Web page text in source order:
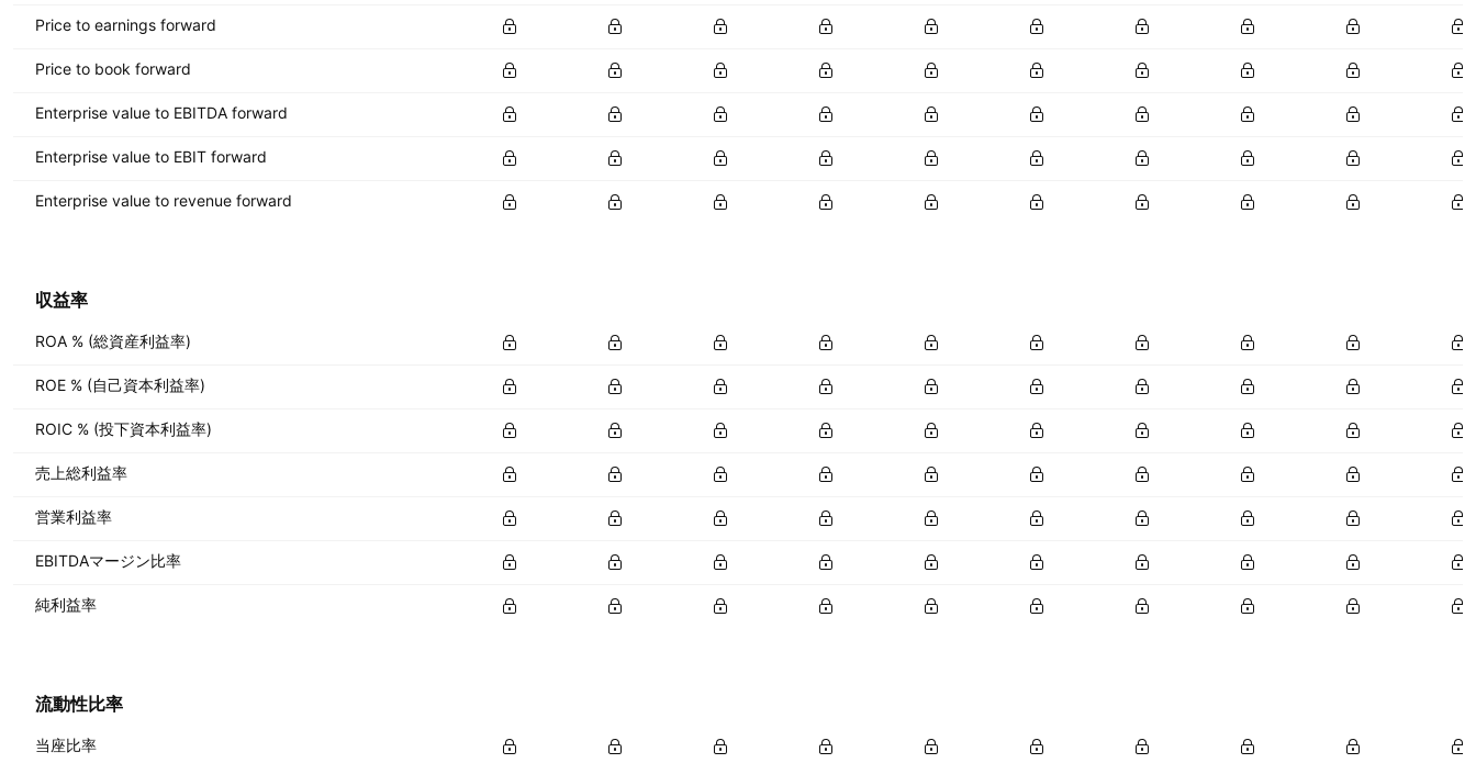
Price to earnings forward
Price to book forward
Enterprise value to EBITDA forward
Enterprise value to EBIT forward
Enterprise value to revenue forward
収益率
ROA % (総資産利益率)
ROE % (自己資本利益率)
ROIC % (投下資本利益率)
売上総利益率
営業利益率
EBITDAマージン比率
純利益率
流動性比率
当座比率